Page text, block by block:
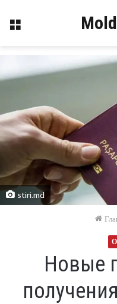
Меню
stiri.md
Новые